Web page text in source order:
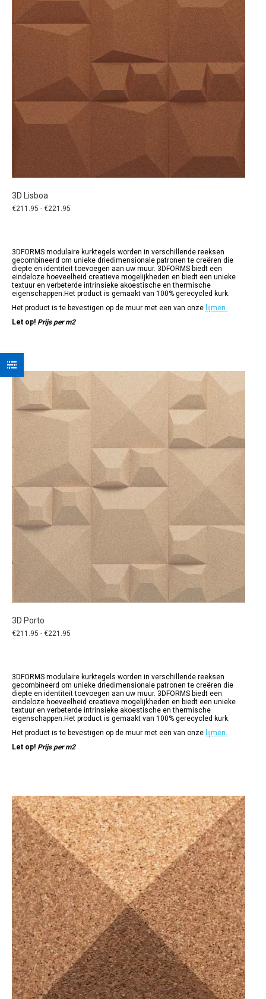
productpagina
3D Lisboa
€211.95 - €221.95
3DFORMS modulaire kurktegels worden in verschillende reeksen
gecombineerd om unieke driedimensionale patronen te creëren die
diepte en identiteit toevoegen aan uw muur. 3DFORMS biedt een
eindeloze hoeveelheid creatieve mogelijkheden en biedt een unieke
textuur en verbeterde intrinsieke akoestische en thermische
eigenschappen.Het product is gemaakt van 100% gerecycled kurk.
Het product is te bevestigen op de muur met een van onze lijmen.
Let op! Prijs per m2
product
heeft
meerdere
variaties.
Deze
kan
gekozen
worden
productpagina
3D Porto
€211.95 - €221.95
3DFORMS modulaire kurktegels worden in verschillende reeksen
gecombineerd om unieke driedimensionale patronen te creëren die
diepte en identiteit toevoegen aan uw muur. 3DFORMS biedt een
eindeloze hoeveelheid creatieve mogelijkheden en biedt een unieke
textuur en verbeterde intrinsieke akoestische en thermische
eigenschappen.Het product is gemaakt van 100% gerecycled kurk.
Het product is te bevestigen op de muur met een van onze lijmen.
Let op! Prijs per m2
meerdere
variaties.
Deze
optie
kan
gekozen
worden
op
de
productpagina